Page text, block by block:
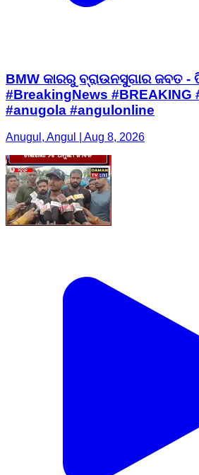
BMW କାରରୁ ବ୍ରାଉନସୁଗାର ଜବତ
#BreakingNews #BREAKING
#anugola #angulonline
Anugul, Angul | Aug 8, 2026